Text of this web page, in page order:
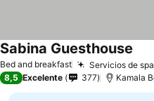
Bed and breakfast Servicios de
Sabina Guesthouse
8,5 Excelente 377 Kamala